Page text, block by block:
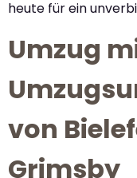
heute für ein
Umzug
von
Grimsby